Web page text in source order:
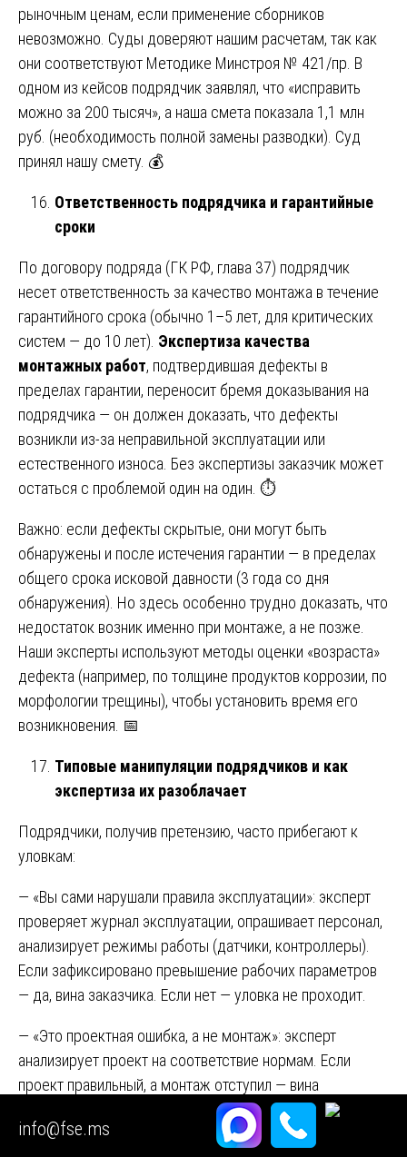
рыночным ценам, если применение сборников
невозможно. Суды доверяют нашим расчетам, так как
они соответствуют Методике Минстроя № 421/пр. В
одном из кейсов подрядчик заявлял, что «исправить
можно за 200 тысяч», а наша смета показала 1,1 млн
руб. (необходимость полной замены разводки). Суд
принял нашу смету. 💰
Ответственность подрядчика и гарантийные
сроки
По договору подряда (ГК РФ, глава 37) подрядчик
несет ответственность за качество монтажа в течение
гарантийного срока (обычно 1–5 лет, для критических
систем — до 10 лет). Экспертиза качества
монтажных работ, подтвердившая дефекты в
пределах гарантии, переносит бремя доказывания на
подрядчика — он должен доказать, что дефекты
возникли из-за неправильной эксплуатации или
естественного износа. Без экспертизы заказчик может
остаться с проблемой один на один. ⏱️
Важно: если дефекты скрытые, они могут быть
обнаружены и после истечения гарантии — в пределах
общего срока исковой давности (3 года со дня
обнаружения). Но здесь особенно трудно доказать, что
недостаток возник именно при монтаже, а не позже.
Наши эксперты используют методы оценки «возраста»
дефекта (например, по толщине продуктов коррозии, по
морфологии трещины), чтобы установить время его
возникновения. 📅
Типовые манипуляции подрядчиков и как
экспертиза их разоблачает
Подрядчики, получив претензию, часто прибегают к
уловкам:
— «Вы сами нарушали правила эксплуатации»: эксперт
проверяет журнал эксплуатации, опрашивает персонал,
анализирует режимы работы (датчики, контроллеры).
Если зафиксировано превышение рабочих параметров
— да, вина заказчика. Если нет — уловка не проходит.
— «Это проектная ошибка, а не монтаж»: эксперт
анализирует проект на соответствие нормам. Если
проект правильный, а монтаж отступил — вина
подрядчика. Если в проекте ошибка — вина
проектировщика (но подрядчик, принимая работу,
info@fse.ms